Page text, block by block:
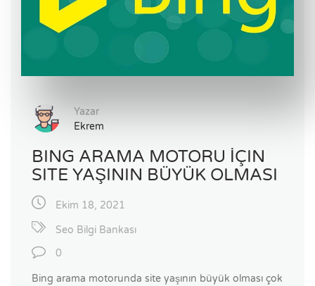
Yazar
Ekrem
BING ARAMA MOTORU İÇIN
SITE YAŞININ BÜYÜK OLMASI
Ekim 18, 2021
Seo Bilgi Bankası
0
Bing arama motorunda site yaşının büyük olması çok